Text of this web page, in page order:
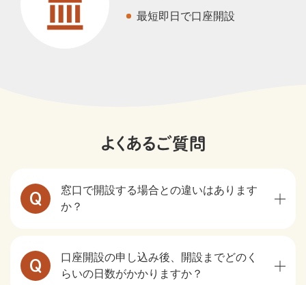
最短即日で口座開設
窓口で開設する場合との違いはあります
か？
口座開設の申し込み後、開設までどのく
らいの日数がかかりますか？